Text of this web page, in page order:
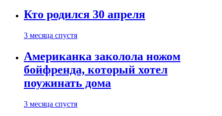
Кто родился 30 апреля
3 месяца спустя
Американка заколола ножом
бойфренда, который хотел
поужинать дома
3 месяца спустя